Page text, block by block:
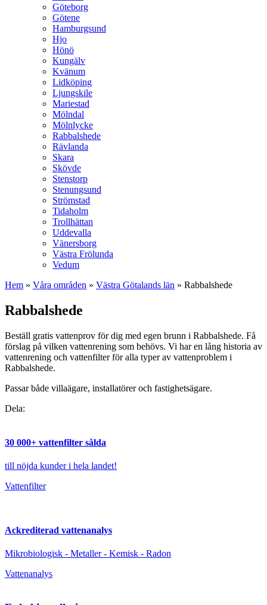
Göteborg
Götene
Hamburgsund
Hjo
Hönö
Kungälv
Kvänum
Lidköping
Ljungskile
Mariestad
Mölndal
Mölnlycke
Rabbalshede
Rävlanda
Skara
Skövde
Stenstorp
Stenungsund
Strömstad
Tidaholm
Trollhättan
Uddevalla
Vänersborg
Västra Frölunda
Vedum
Hem » Våra områden » Västra Götalands län » Rabbalshede
Rabbalshede
Beställ gratis vattenprov för dig med egen brunn i Rabbalshede. Få
förslag på vilken vattenrening som behövs. Vi har en lång historia av
vattenrening och vattenfilter för alla typer av vattenproblem i
Rabbalshede.
Passar både villaägare, installatörer och fastighetsägare.
Dela:
30 000+ vattenfilter sålda
till nöjda kunder i hela landet!
Vattenfilter
Ackrediterad vattenanalys
Mikrobiologisk - Metaller - Kemisk - Radon
Vattenanalys